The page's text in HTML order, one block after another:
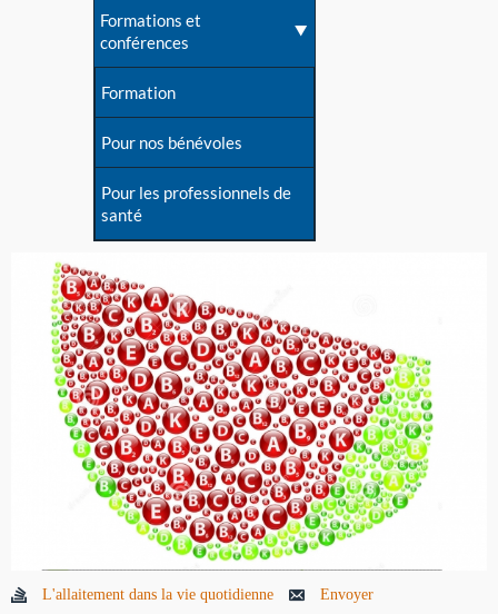
Formations et
conférences
Formation
Pour nos bénévoles
Pour les professionnels de
santé
L'allaitement dans la vie quotidienne Envoyer